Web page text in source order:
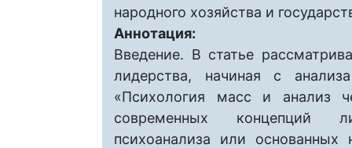
народного хозяйства и
Аннотация:
Введение. В статье
лидерства, начиная с
«Психология масс и анализ
современных концепций
психоанализа или основанных